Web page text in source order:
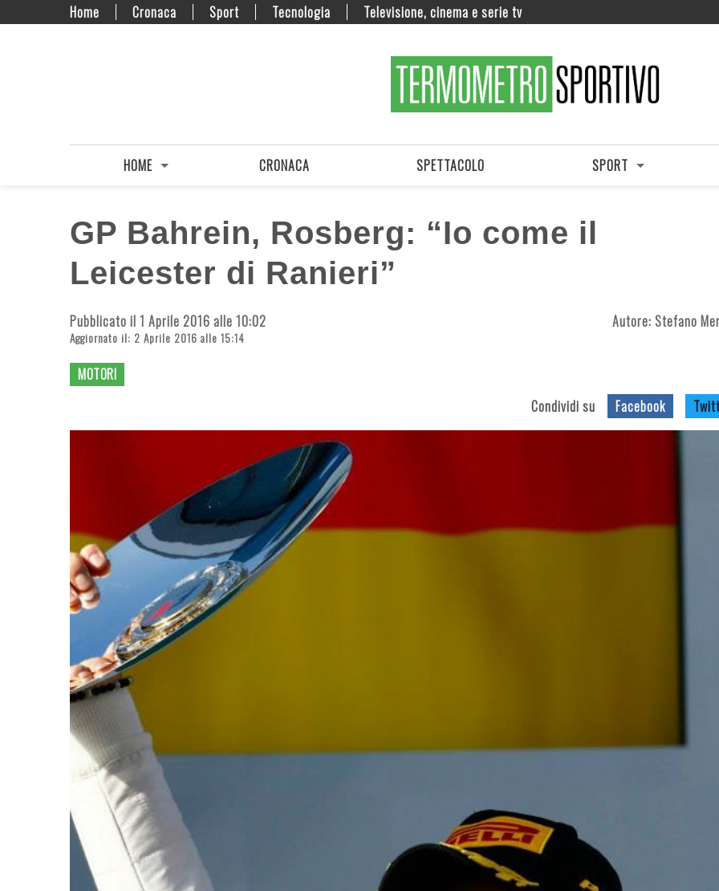
Home Cronaca Sport Tecnologia Televisione, cinema e serie tv
HOME CRONACA SPETTACOLO SPORT
GP Bahrein, Rosberg: “Io come il
Leicester di Ranieri”
Pubblicato il 1 Aprile 2016 alle 10:02
Aggiornato il: 2 Aprile 2016 alle 15:14
Autore: Stefano
MOTORI
Condividi su
Facebook